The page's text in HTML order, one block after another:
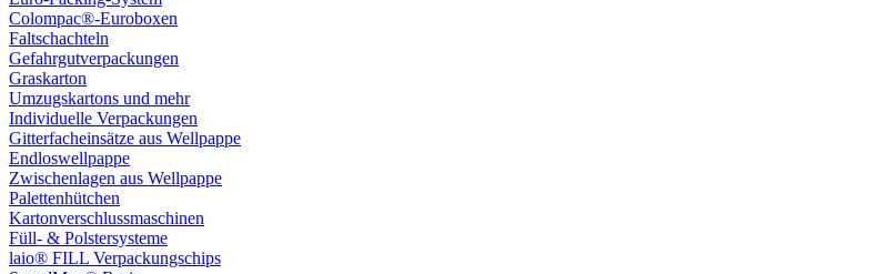
Colompac®-Euroboxen
Faltschachteln
Gefahrgutverpackungen
Graskarton
Umzugskartons und mehr
Individuelle Verpackungen
Gitterfacheinsätze aus Wellpappe
Endloswellpappe
Zwischenlagen aus Wellpappe
Palettenhütchen
Kartonverschlussmaschinen
Füll- & Polstersysteme
laio® FILL Verpackungschips